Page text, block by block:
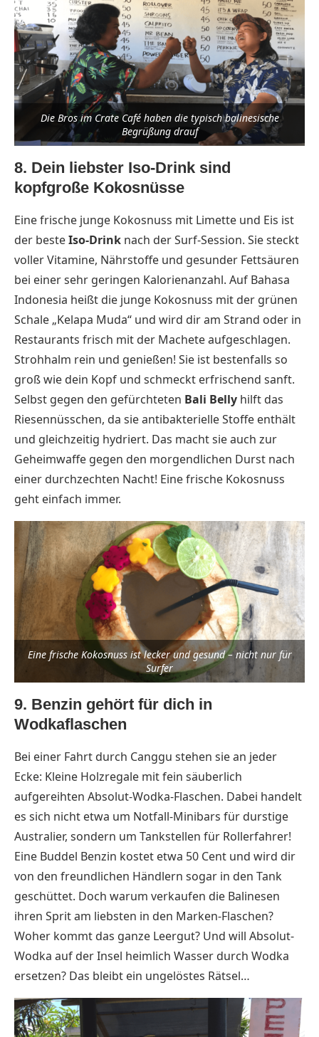
Die Bros im Crate Café haben die typisch balinesische
Begrüßung drauf
8. Dein liebster Iso-Drink sind
kopfgroße Kokosnüsse
Eine frische junge Kokosnuss mit Limette und Eis ist
der besteIso-Drink nach der Surf-Session. Sie steckt
voller Vitamine, Nährstoffe und gesunder Fettsäuren
bei einer sehr geringen Kalorienanzahl. Auf Bahasa
Indonesia heißt die junge Kokosnuss mit der grünen
Schale „Kelapa Muda“ und wird dir am Strand oder in
Restaurants frisch mit der Machete aufgeschlagen.
Strohhalm rein und genießen! Sie ist bestenfalls so
groß wie dein Kopf und schmeckt erfrischend sanft.
Selbst gegen den gefürchteten Bali Belly hilft das
Riesennüsschen, da sie antibakterielle Stoffe enthält
und gleichzeitig hydriert. Das macht sie auch zur
Geheimwaffe gegen den morgendlichen Durst nach
einer durchzechten Nacht! Eine frische Kokosnuss
geht einfach immer.
Eine frische Kokosnuss ist lecker und gesund – nicht nur für
Surfer
9. Benzin gehört für dich in
Wodkaflaschen
Bei einer Fahrt durch Canggu stehen sie an jeder
Ecke: Kleine Holzregale mit fein säuberlich
aufgereihten Absolut-Wodka-Flaschen. Dabei handelt
es sich nicht etwa um Notfall-Minibars für durstige
Australier, sondern um Tankstellen für Rollerfahrer!
Eine Buddel Benzin kostet etwa 50 Cent und wird dir
von den freundlichen Händlern sogar in den Tank
geschüttet. Doch warum verkaufen die Balinesen
ihren Sprit am liebsten in den Marken-Flaschen?
Woher kommt das ganze Leergut? Und will Absolut-
Wodka auf der Insel heimlich Wasser durch Wodka
ersetzen? Das bleibt ein ungelöstes Rätsel…